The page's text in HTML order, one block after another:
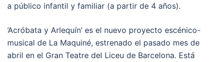
a público infantil y familiar (a partir de 4 años).
‘Acróbata y Arlequín’ es el nuevo proyecto escénico-
musical de La Maquiné, estrenado el pasado mes de
abril en el Gran Teatre del Liceu de Barcelona. Está